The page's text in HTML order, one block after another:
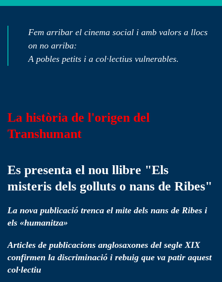
Fem arribar el cinema social i amb valors a llocs
on no arriba:
A pobles petits i a col·lectius vulnerables.
La història de l'origen del
Transhumant
Es presenta el nou llibre "Els
misteris dels golluts o nans de Ribes"
La nova publicació trenca el mite dels nans de Ribes i
els «humanitza»
Articles de publicacions anglosaxones del segle XIX
confirmen la discriminació i rebuig que va patir aquest
col·lectiu